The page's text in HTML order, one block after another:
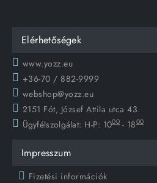
Elérhetőségek
www.yozz.eu
+36-70 / 882-9999
webshop@yozz.eu
2151 Fót, József Attila utca 43.
Ügyfélszolgálat: H-P: 1000 - 1800
Impresszum
Fizetési információk